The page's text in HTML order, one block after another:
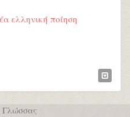
ελληνική ποίηση
Γλώσσας